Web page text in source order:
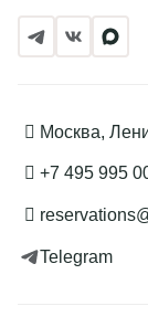
Подробнее
Москва,
+7 495 995
Telegram